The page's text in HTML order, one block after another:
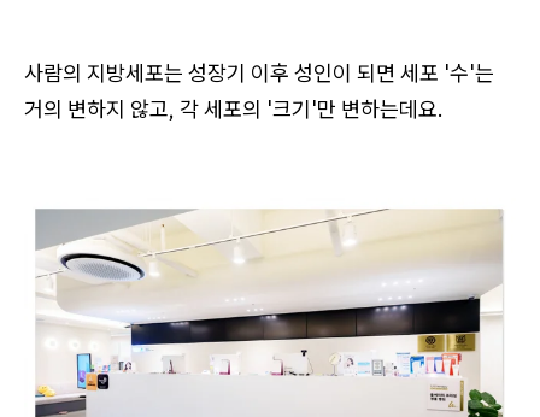
사람의 지방세포는 성장기 이후 성인이 되면 세포 '수'는
거의 변하지 않고, 각 세포의 '크기'만 변하는데요.